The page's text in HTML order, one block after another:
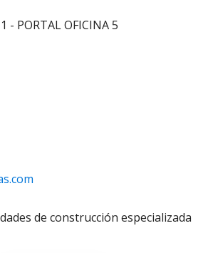
- PORTAL OFICINA 5
de construcción especializada